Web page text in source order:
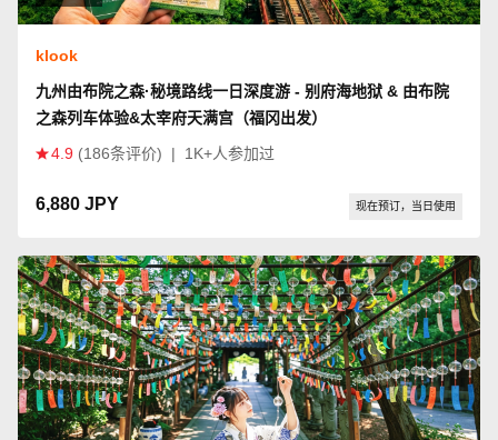
klook
九州由布院之森·秘境路线一日深度游 - 别府海地狱 & 由布院
之森列车体验&太宰府天满宫（福冈出发）
4.9 (186条评价) | 1K+人参加过
6,880 JPY 现在预订，当日使用